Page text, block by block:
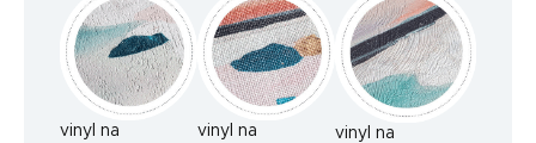
vinyl na
vinyl na
vinyl na